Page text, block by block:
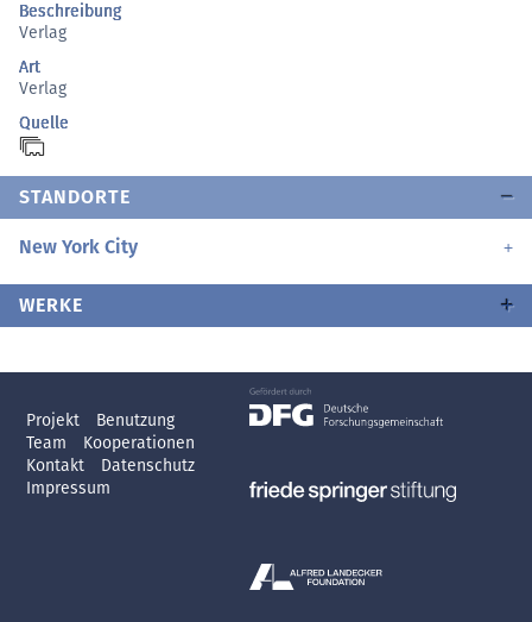
Beschreibung
Verlag
Art
Verlag
Quelle
STANDORTE
New York City
WERKE
Projekt
Benutzung
Team
Kooperationen
Kontakt
Datenschutz
Impressum